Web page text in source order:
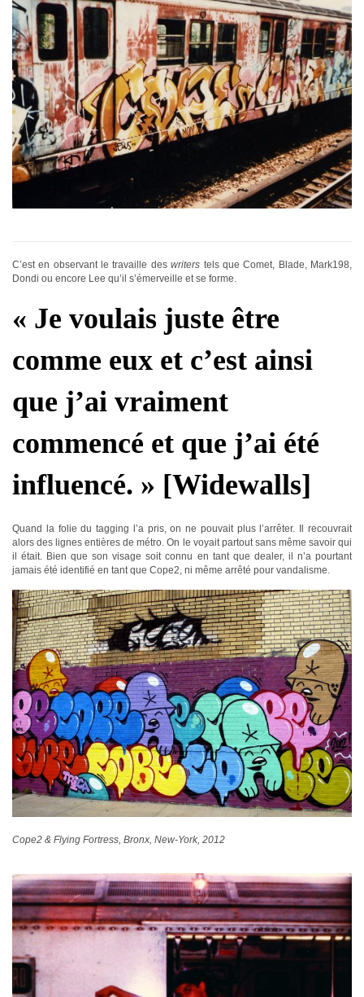
C’est en observant le travaille deswriters tels queComet, Blade, Mark198,
Dondi ou encore Lee qu’il s’émerveille et se forme.
« Je voulais juste être
comme eux et c’est ainsi
que j’ai vraiment
commencé et que j’ai été
influencé. » [Widewalls]
Quand la folie du tagging l’a pris, on ne pouvait plus l’arrêter. Il recouvrait
alors des lignes entières de métro. On le voyait partout sans même savoir qui
il était. Bien que son visage soit connu en tant que dealer, il n’a pourtant
jamais été identifié en tant que Cope2, ni même arrêté pour vandalisme.
Cope2 & Flying Fortress, Bronx, New-York, 2012